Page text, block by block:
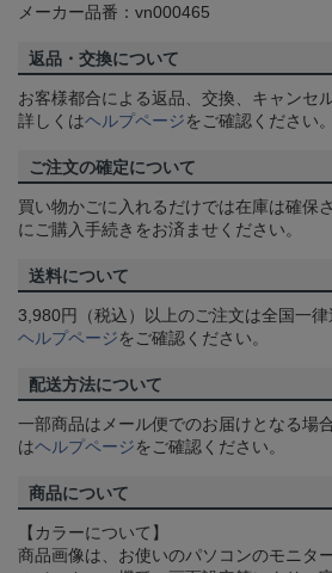
メーカー品番：vn000465
返品・交換について
お客様都合による返品、交換、キャンセ
詳しくはヘルプページをご確認ください。
ご注文の確定について
買い物かごに入れるだけでは在庫は確保
にご購入手続きをお済ませください。
送料について
3,980円（税込）以上のご注文は全国一
ヘルプページをご確認ください。
配送方法について
一部商品はメール便でのお届けとなる場
はヘルプページをご確認ください。
商品について
【カラーについて】
商品画像は、お使いのパソコンのモニタ